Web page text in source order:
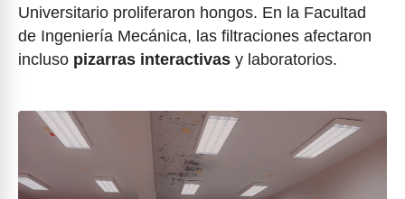
Universitario proliferaron hongos. En la Facultad
de Ingeniería Mecánica, las filtraciones afectaron
incluso pizarras interactivas y laboratorios.